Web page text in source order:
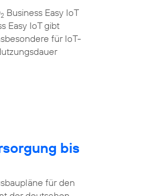
2 Business Easy IoT
Easy IoT gibt
für IoT-
bis
für den